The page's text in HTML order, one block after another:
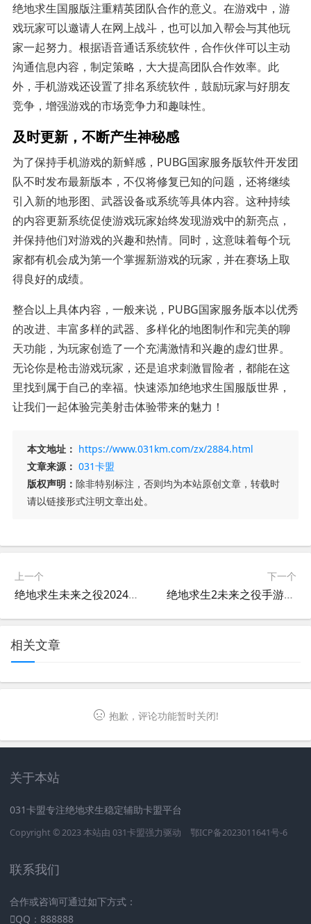
绝地求生国服版注重精英团队合作的意义。在游戏中，游
戏玩家可以邀请人在网上战斗，也可以加入帮会与其他玩
家一起努力。根据语音通话系统软件，合作伙伴可以主动
沟通信息内容，制定策略，大大提高团队合作效率。此
外，手机游戏还设置了排名系统软件，鼓励玩家与好朋友
竞争，增强游戏的市场竞争力和趣味性。
及时更新，不断产生神秘感
为了保持手机游戏的新鲜感，PUBG国家服务版软件开发团
队不时发布最新版本，不仅将修复已知的问题，还将继续
引入新的地形图、武器设备或系统等具体内容。这种持续
的内容更新系统促使游戏玩家始终发现游戏中的新亮点，
并保持他们对游戏的兴趣和热情。同时，这意味着每个玩
家都有机会成为第一个掌握新游戏的玩家，并在赛场上取
得良好的成绩。
整合以上具体内容，一般来说，PUBG国家服务版本以优秀
的改进、丰富多样的武器、多样化的地图制作和完美的聊
天功能，为玩家创造了一个充满激情和兴趣的虚幻世界。
无论你是枪击游戏玩家，还是追求刺激冒险者，都能在这
里找到属于自己的幸福。快速添加绝地求生国服版世界，
让我们一起体验完美射击体验带来的魅力！
本文地址： https://www.031km.com/zx/2884.html
文章来源： 031卡盟
版权声明： 除非特别标注，否则均为本站原创文章，转载时
请以链接形式注明文章出处。
上一个
绝地求生未来之役2024游戏评测-绝地求生未来之役2024最新版本体验报告
下一个
绝地求生2未来之役手游更新-绝地求生2未来之役手游最新版本更新内容详解
相关文章
抱歉，评论功能暂时关闭!
关于本站
031卡盟专注绝地求生稳定辅助卡盟平台
Copyright © 2023 本站由 031卡盟强力驱动 鄂ICP备2023011641号-6
联系我们
合作或咨询可通过如下方式：
QQ：888888